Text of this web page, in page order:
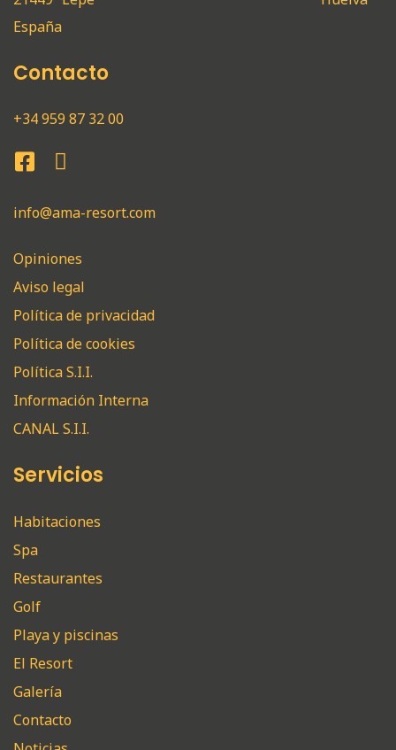
España
Contacto
+34 959 87 32 00
info@ama-resort.com
Opiniones
Aviso legal
Política de privacidad
Política de cookies
Política S.I.I.
Información Interna
CANAL S.I.I.
Servicios
Habitaciones
Spa
Restaurantes
Golf
Playa y piscinas
El Resort
Galería
Contacto